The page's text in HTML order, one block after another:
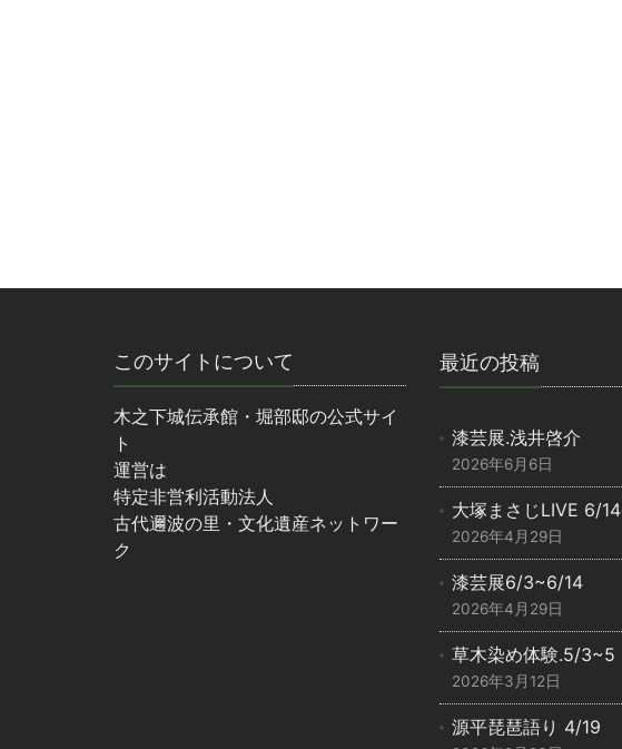
このサイトについて
木之下城伝承館・堀部邸の公式サイ
ト
運営は
特定非営利活動法人
古代邇波の里・文化遺産ネットワー
ク
最近の投稿
漆芸展.浅井啓介
2026年6月6日
大塚まさじLIVE 6/14
2026年4月29日
漆芸展6/3~6/14
2026年4月29日
草木染め体験.5/3~5
2026年3月12日
源平琵琶語り 4/19